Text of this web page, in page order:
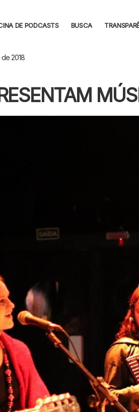
DE PODCASTS BUSCA
de 2018